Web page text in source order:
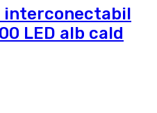
interconectabil
LED alb cald